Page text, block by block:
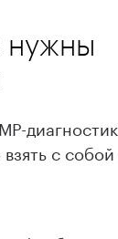
нужны
с